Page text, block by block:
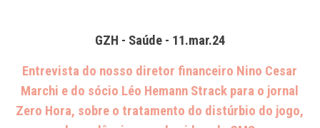
GZH - Saúde - 11.mar.24
Entrevista do nosso diretor financeiro Nino Cesar
Marchi e do sócio Léo Hemann Strack para o jornal
Zero Hora, sobre o tratamento do distúrbio do jogo,